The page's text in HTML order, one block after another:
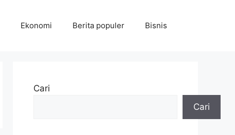
Ekonomi Berita populer Bisnis
Cari
Cari